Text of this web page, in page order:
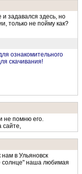
задавался здесь, но
только не пойму как?
ознакомительного
скачивания!
не помню его.
сайте,
в Ульяновск
солнце" наша любимая